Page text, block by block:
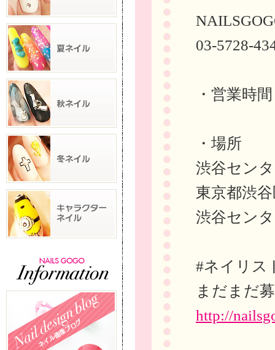
03-5728-
・営業時
・場所
渋谷セン
東京都渋
渋谷セン
#ネイリス
まだまだ
http://